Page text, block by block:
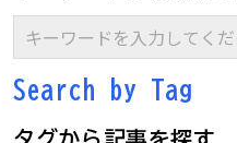
Search by Tag
タグから記事を探す